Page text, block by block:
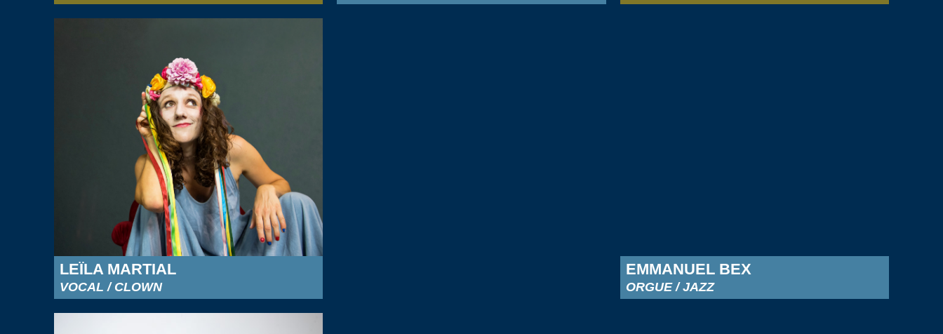
LEÏLA MARTIAL
VOCAL / CLOWN
EMMANUEL BEX
ORGUE / JAZZ